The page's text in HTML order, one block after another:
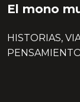
El mono
HISTORIAS,